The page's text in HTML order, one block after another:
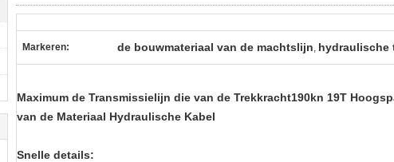
Markeren: de bouwmateriaal van de machtslijn, hydraulische
Maximum de Transmissielijn die van de Trekkracht190kn 19T
van de Materiaal Hydraulische Kabel
Snelle details: